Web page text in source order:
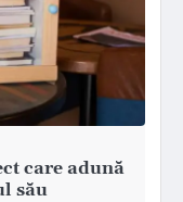
care adună
său